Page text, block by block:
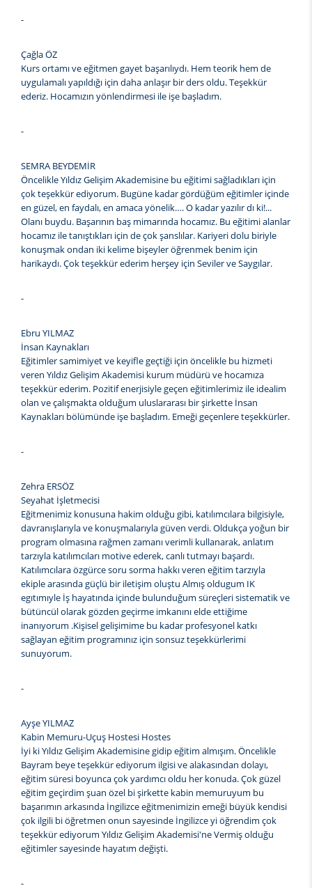
-
Çağla ÖZ
Kurs ortamı ve eğitmen gayet başarılıydı. Hem teorik hem de
uygulamalı yapıldığı için daha anlaşır bir ders oldu. Teşekkür
ederiz. Hocamızın yönlendirmesi ile işe başladım.
-
SEMRA BEYDEMİR
Öncelikle Yıldız Gelişim Akademisine bu eğitimi sağladıkları için
çok teşekkür ediyorum. Bugüne kadar gördüğüm eğitimler içinde
en güzel, en faydalı, en amaca yönelik…. O kadar yazılır dı ki!...
Olanı buydu. Başarının baş mimarında hocamız. Bu eğitimi alanlar
hocamız ile tanıştıkları için de çok şanslılar. Kariyeri dolu biriyle
konuşmak ondan iki kelime bişeyler öğrenmek benim için
harikaydı. Çok teşekkür ederim herşey için Seviler ve Saygılar.
-
Ebru YILMAZ
İnsan Kaynakları
Eğitimler samimiyet ve keyifle geçtiği için öncelikle bu hizmeti
veren Yıldız Gelişim Akademisi kurum müdürü ve hocamıza
teşekkür ederim. Pozitif enerjisiyle geçen eğitimlerimiz ile idealim
olan ve çalışmakta olduğum uluslararası bir şirkette İnsan
Kaynakları bölümünde işe başladım. Emeği geçenlere teşekkürler.
-
Zehra ERSÖZ
Seyahat İşletmecisi
Eğitmenimiz konusuna hakim olduğu gibi, katılımcılara bilgisiyle,
davranışlarıyla ve konuşmalarıyla güven verdi. Oldukça yoğun bir
program olmasına rağmen zamanı verimli kullanarak, anlatım
tarzıyla katılımcıları motive ederek, canlı tutmayı başardı.
Katılımcılara özgürce soru sorma hakkı veren eğitim tarzıyla
ekiple arasında güçlü bir iletişim oluştu Almış oldugum IK
egıtımıyle İş hayatında içinde bulunduğum süreçleri sistematik ve
bütüncül olarak gözden geçirme imkanını elde ettiğime
inanıyorum .Kişisel gelişimime bu kadar profesyonel katkı
sağlayan eğitim programınız için sonsuz teşekkürlerimi
sunuyorum.
-
Ayşe YILMAZ
Kabin Memuru-Uçuş Hostesi Hostes
İyi ki Yıldız Gelişim Akademisine gidip eğitim almışım. Öncelikle
Bayram beye teşekkür ediyorum ilgisi ve alakasından dolayı,
eğitim süresi boyunca çok yardımcı oldu her konuda. Çok güzel
eğitim geçirdim şuan özel bi şirkette kabin memuruyum bu
başarımın arkasında İngilizce eğitmenimizin emeği büyük kendisi
çok ilgili bi öğretmen onun sayesinde İngilizce yi öğrendim çok
teşekkür ediyorum Yıldız Gelişim Akademisi'ne Vermiş olduğu
eğitimler sayesinde hayatım değişti.
-